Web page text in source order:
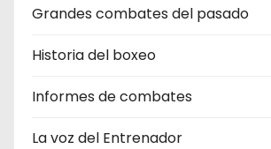
Grandes combates del pasado
Historia del boxeo
Informes de combates
La voz del Entrenador